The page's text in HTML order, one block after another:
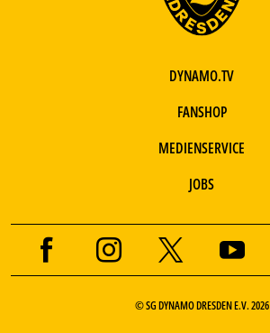
DYNAMO.TV
FANSHOP
MEDIENSERVICE
JOBS
© SG DYNAMO DRESDEN E.V. 2026